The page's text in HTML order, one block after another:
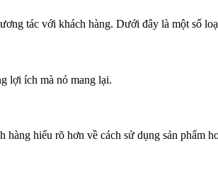
tác với khách hàng. Dưới đây là một số
lợi ích mà nó mang lại.
hiểu rõ hơn về cách sử dụng sản phẩm